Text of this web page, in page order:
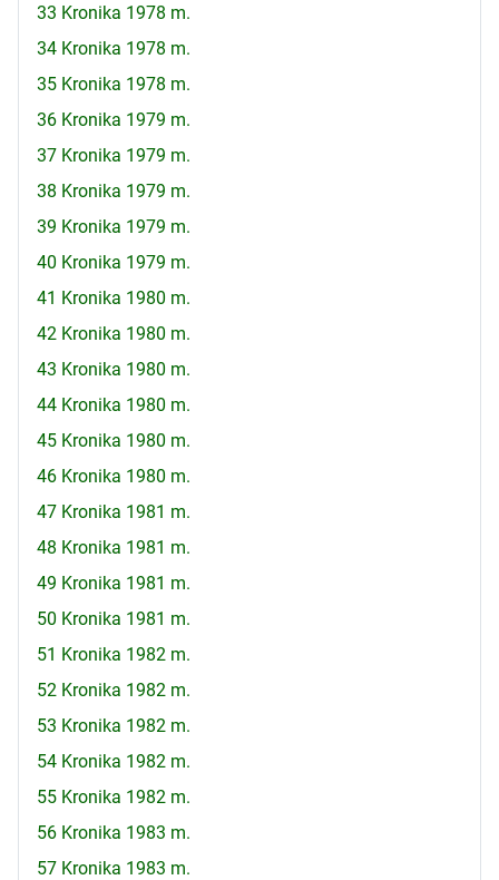
33 Kronika 1978 m.
34 Kronika 1978 m.
35 Kronika 1978 m.
36 Kronika 1979 m.
37 Kronika 1979 m.
38 Kronika 1979 m.
39 Kronika 1979 m.
40 Kronika 1979 m.
41 Kronika 1980 m.
42 Kronika 1980 m.
43 Kronika 1980 m.
44 Kronika 1980 m.
45 Kronika 1980 m.
46 Kronika 1980 m.
47 Kronika 1981 m.
48 Kronika 1981 m.
49 Kronika 1981 m.
50 Kronika 1981 m.
51 Kronika 1982 m.
52 Kronika 1982 m.
53 Kronika 1982 m.
54 Kronika 1982 m.
55 Kronika 1982 m.
56 Kronika 1983 m.
57 Kronika 1983 m.